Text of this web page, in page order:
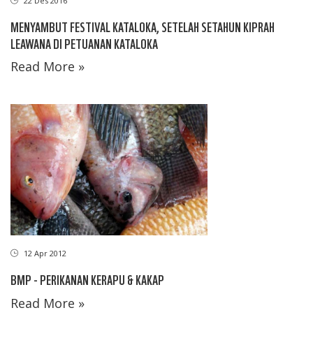
MENYAMBUT FESTIVAL KATALOKA, SETELAH SETAHUN KIPRAH
LEAWANA DI PETUANAN KATALOKA
Read More »
12 Apr 2012
BMP - PERIKANAN KERAPU & KAKAP
Read More »